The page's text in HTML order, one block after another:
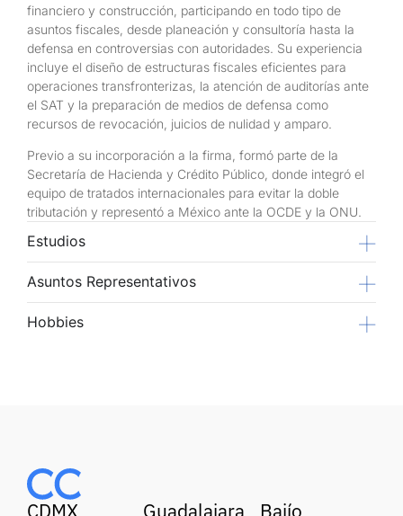
financiero y construcción, participando en todo tipo de
asuntos fiscales, desde planeación y consultoría hasta la
defensa en controversias con autoridades. Su experiencia
incluye el diseño de estructuras fiscales eficientes para
operaciones transfronterizas, la atención de auditorías ante
el SAT y la preparación de medios de defensa como
recursos de revocación, juicios de nulidad y amparo.
Previo a su incorporación a la firma, formó parte de la
Secretaría de Hacienda y Crédito Público, donde integró el
equipo de tratados internacionales para evitar la doble
tributación y representó a México ante la OCDE y la ONU.
Estudios
Asuntos Representativos
Hobbies
CDMX Guadalajara Bajío